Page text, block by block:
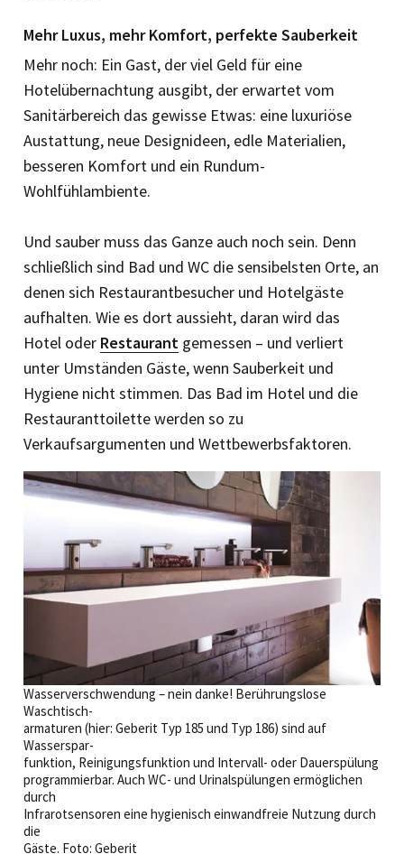
Mehr Luxus, mehr Komfort, perfekte Sauberkeit
Mehr noch: Ein Gast, der viel Geld für eine
Hotelübernachtung ausgibt, der erwartet vom
Sanitärbereich das gewisse Etwas: eine luxuriöse
Austattung, neue Designideen, edle Materialien,
besseren Komfort und ein Rundum-
Wohlfühlambiente.
Und sauber muss das Ganze auch noch sein. Denn
schließlich sind Bad und WC die sensibelsten Orte, an
denen sich Restaurantbesucher und Hotelgäste
aufhalten. Wie es dort aussieht, daran wird das
Hotel oder Restaurant gemessen – und verliert
unter Umständen Gäste, wenn Sauberkeit und
Hygiene nicht stimmen. Das Bad im Hotel und die
Restauranttoilette werden so zu
Verkaufsargumenten und Wettbewerbsfaktoren.
Wasserverschwendung – nein danke! Berührungslose
Waschtisch-
­armaturen (hier: Geberit Typ 185 und Typ 186) sind auf
Wasserspar-
funktion, Reinigungsfunktion und Intervall- oder Dauerspülung
programmierbar. Auch WC- und Urinalspülungen ermöglichen
durch
Infrarot­sensoren eine hygienisch einwandfreie Nutzung durch
die
Gäste. Foto: Geberit